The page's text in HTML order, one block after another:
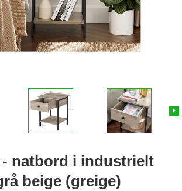
natbord i industrielt
beige (greige)